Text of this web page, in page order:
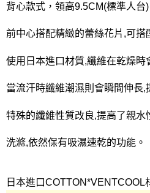
每筆NT$80，滿NT$1,000(含以上)免
背心款式，領高9.5CM(標準人台)
前中心搭配精緻的蕾絲花片,可搭
使用日本進口材質,纖維在乾燥時
當流汗時纖維潮濕則會瞬間伸長,
特殊的纖維性質改良,提高了親水
洗滌,依然保有吸濕速乾的功能。
日本進口COTTON*VENTCOOL